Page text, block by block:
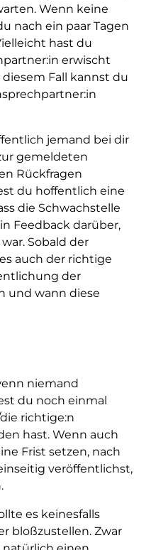
Wenn keine
nach ein paar Tagen
hast du
erwischt
Fall kannst du
jemand bei dir
gemeldeten
Rückfragen
du hoffentlich eine
die Schwachstelle
Feedback darüber,
Sobald der
auch der richtige
der
und wann diese
niemand
du noch einmal
richtige:n
hast. Wenn auch
Frist setzen, nach
veröffentlichst,
es keinesfalls
bloßzustellen. Zwar